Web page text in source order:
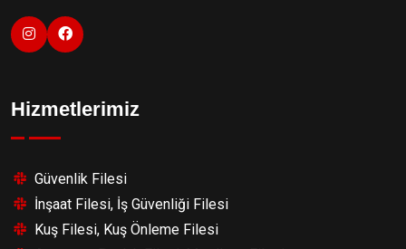
Hizmetlerimiz
Güvenlik Filesi
İnşaat Filesi, İş Güvenliği Filesi
Kuş Filesi, Kuş Önleme Filesi